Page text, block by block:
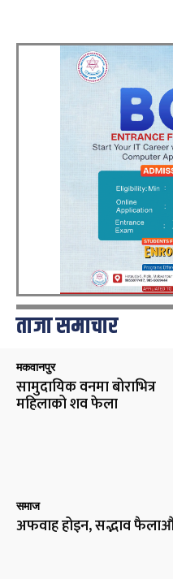
ताजा समाचार
मकवानपुर
सामुदायिक वनमा बोराभित्र
महिलाको शव फेला
समाज
अफवाह होइन, सद्भाव